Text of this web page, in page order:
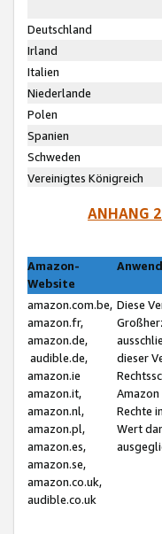
Deutschland
Irland
Italien
Niederlande
Polen
Spanien
Schweden
Vereinigtes Königreich
ANHANG
Amazon-
Website
amazon.com.be,
amazon.fr,
amazon.de,
audible.de,
amazon.ie
amazon.it,
amazon.nl,
amazon.pl,
amazon.es,
amazon.se,
amazon.co.uk,
audible.co.uk
Diese
dieser
Rechte
Wert